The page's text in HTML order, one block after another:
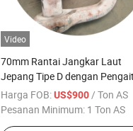
Video
70mm Rantai Jangkar Laut
Jepang Tipe D dengan Pengait
Akhir Bersertifikat Iacs
Harga FOB:US$900 / Ton AS
Pesanan Minimum: 1 Ton AS